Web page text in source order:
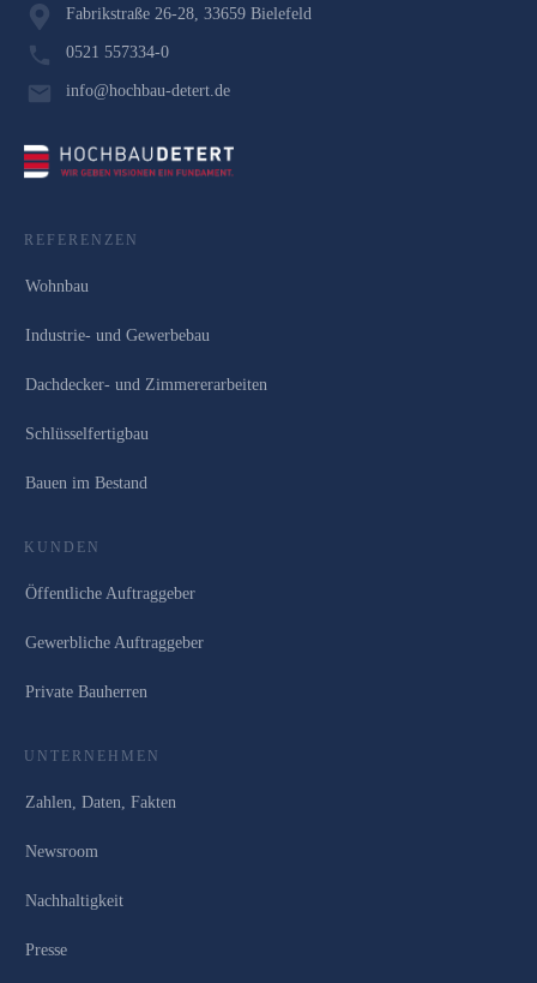
Fabrikstraße 26-28, 33659 Bielefeld
0521 557334-0
info@hochbau-detert.de
REFERENZEN
Wohnbau
Industrie- und Gewerbebau
Dachdecker- und Zimmererarbeiten
Schlüsselfertigbau
Bauen im Bestand
KUNDEN
Öffentliche Auftraggeber
Gewerbliche Auftraggeber
Private Bauherren
UNTERNEHMEN
Zahlen, Daten, Fakten
Newsroom
Nachhaltigkeit
Presse